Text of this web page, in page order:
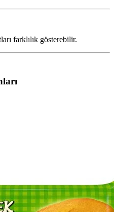
farklılık gösterebilir.